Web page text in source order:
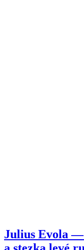
Julius Evola